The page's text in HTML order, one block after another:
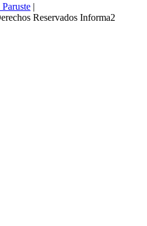
|
Reservados Informa2